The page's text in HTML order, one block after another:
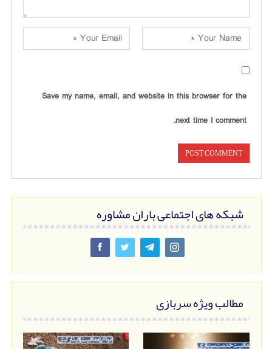
Save my name, email, and website in this browser for the
next time I comment.
شبکه های اجتماعی باران مشاوره
مطالب ویژه سربازی